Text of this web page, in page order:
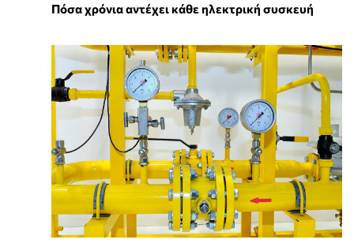
Πόσα χρόνια αντέχει κάθε ηλεκτρική συσκευή